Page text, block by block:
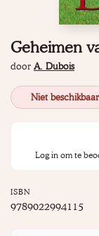
Geheimen
door A. Dubois
Niet beschikbaar
Log in om te
ISBN
9789022994115